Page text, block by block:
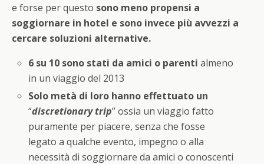
e forse per questo sono meno propensi a
soggiornare in hotel e sono invece più avvezzi a
cercare soluzioni alternative.
6 su 10 sono stati da amici o parenti almeno
in un viaggio del 2013
Solo metà di loro hanno effettuato un
“discretionary trip” ossia un viaggio fatto
puramente per piacere, senza che fosse
legato a qualche evento, impegno o alla
necessità di soggiornare da amici o conoscenti